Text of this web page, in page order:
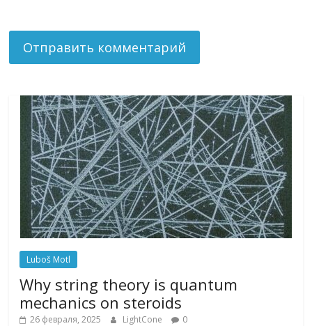
Luboš Motl
Why string theory is quantum
mechanics on steroids
26 февраля, 2025 LightCone 0